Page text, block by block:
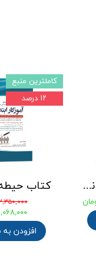
۲,۳۵۰,۰۰۰
۲,۰۶۸,۰۰۰
افزودن
کاملترین منبع
۱۲ درصد
کتاب استخدامی بانک های خصوصی و دولتی (بانکدار) 1404 انتشارات آراه